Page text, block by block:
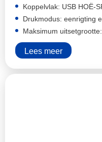
Koppelvlak: USB HOË-
Drukmodus: eenrigting
Maksimum
Lees meer